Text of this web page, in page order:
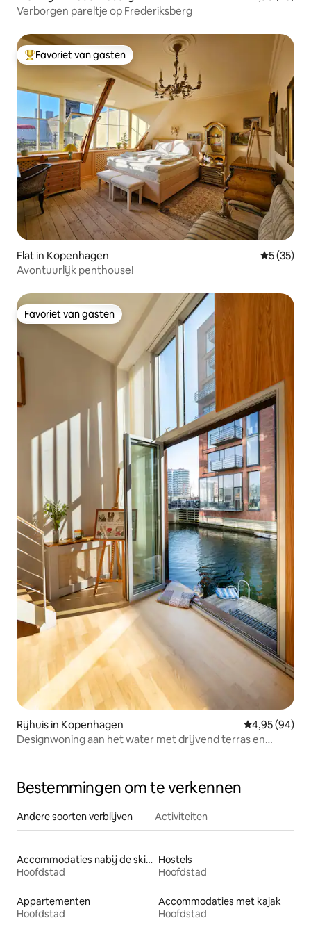
Verborgen pareltje op Frederiksberg
Topfavoriet van gasten
Favoriet van gasten
Flat in Kopenhagen
5 (35)
Avontuurlijk penthouse!
Favoriet van gasten
Favoriet van gasten
Rijhuis in Kopenhagen Gemiddelde
4,95 (94)
Designwoning aan het water met drijvend terras en
Bestemmingen om te verkennen
Andere soorten verblijven Activiteiten
Accommodaties nabij de skipiste
Hoofdstad
Hostels
Hoofdstad
Appartementen
Hoofdstad
Accommodaties met kajak
Hoofdstad